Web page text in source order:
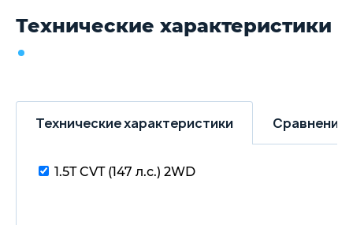
Технические характеристики
Технические характеристики Сравнение
1.5T CVT (147 л.с.) 2WD